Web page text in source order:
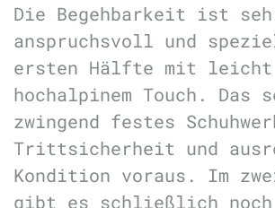
Die Begehbarkeit ist
anspruchsvoll und
ersten Hälfte mit leicht
hochalpinem Touch. Das
zwingend festes
Trittsicherheit und
Kondition voraus. Im
gibt es schließlich noch